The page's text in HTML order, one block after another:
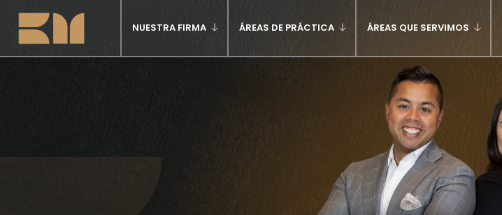
NUESTRA FIRMA ÁREAS DE PRÁCTICA ÁREAS QUE SERVIMOS